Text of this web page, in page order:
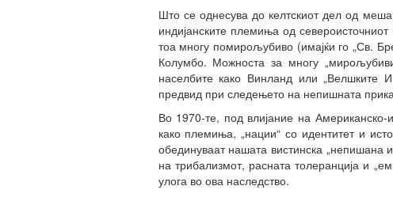
Што се однесува до келтскиот дел од
индијанските племиња од
тоа многу помирољубиво (имајќи го „Св.
Колумбо. Можноста за многу
населбите како Винланд или „Велшките
предвид при следењето на непишната
Во 1970-те, под влијание на Американско-
како племиња, „нации“ со идентитет и
обединуваат нашата вистинска „непишана
на трибализмот, расната толеранција и
улога во ова наследство.